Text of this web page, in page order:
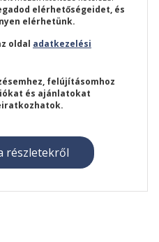
elérhetőségeidet, és
elérhetünk.
oldal adatkezelési
felújításomhoz
és ajánlatokat